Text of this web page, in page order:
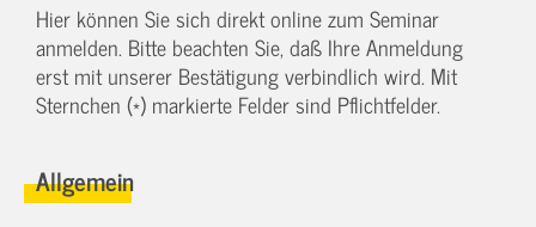
Hier können Sie sich direkt online zum Seminar
anmelden. Bitte beachten Sie, daß Ihre Anmeldung
erst mit unserer Bestätigung verbindlich wird. Mit
Sternchen (*) markierte Felder sind Pflichtfelder.
Allgemein